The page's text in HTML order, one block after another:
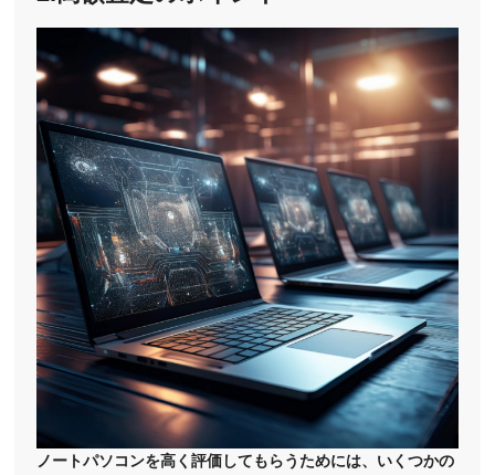
ノートパソコンを高く評価してもらうためには、いくつかの